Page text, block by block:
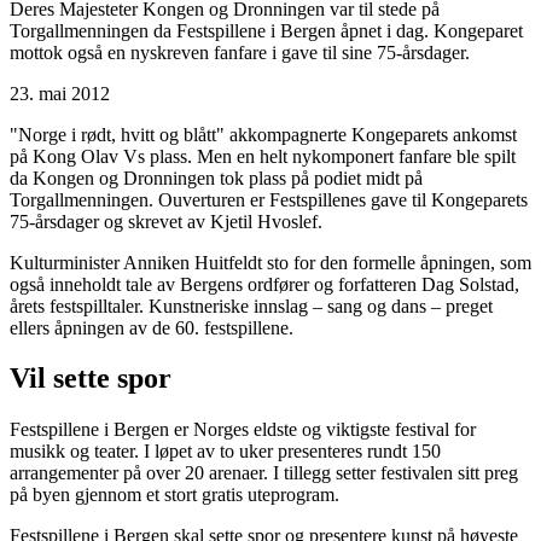
Deres Majesteter Kongen og Dronningen var til stede på
Torgallmenningen da Festspillene i Bergen åpnet i dag. Kongeparet
mottok også en nyskreven fanfare i gave til sine 75-årsdager.
23. mai 2012
"Norge i rødt, hvitt og blått" akkompagnerte Kongeparets ankomst
på Kong Olav Vs plass. Men en helt nykomponert fanfare ble spilt
da Kongen og Dronningen tok plass på podiet midt på
Torgallmenningen. Ouverturen er Festspillenes gave til Kongeparets
75-årsdager og skrevet av Kjetil Hvoslef.
Kulturminister Anniken Huitfeldt sto for den formelle åpningen, som
også inneholdt tale av Bergens ordfører og forfatteren Dag Solstad,
årets festspilltaler. Kunstneriske innslag – sang og dans – preget
ellers åpningen av de 60. festspillene.
Vil sette spor
Festspillene i Bergen er Norges eldste og viktigste festival for
musikk og teater. I løpet av to uker presenteres rundt 150
arrangementer på over 20 arenaer. I tillegg setter festivalen sitt preg
på byen gjennom et stort gratis uteprogram.
Festspillene i Bergen skal sette spor og presentere kunst på høyeste